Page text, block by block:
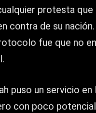
protesta que
contra de su
fue que no
puso un servicio
con poco